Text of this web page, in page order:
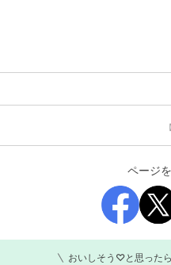
ページ
おいしそう♡と思った